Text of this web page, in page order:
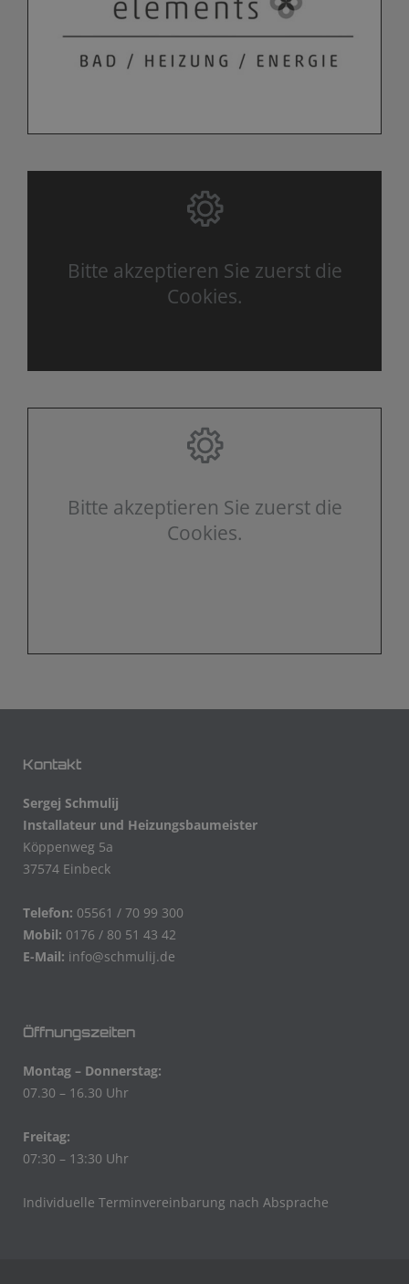
Bitte akzeptieren Sie zuerst die
Cookies.
Bitte akzeptieren Sie zuerst die
Cookies.
Kontakt
Sergej Schmulij
Installateur und Heizungsbaumeister
Köppenweg 5a
37574 Einbeck
Telefon: 05561 / 70 99 300
Mobil: 0176 / 80 51 43 42
E-Mail: info@schmulij.de
Öffnungszeiten
Montag – Donnerstag:
07.30 – 16.30 Uhr
Freitag:
07:30 – 13:30 Uhr
Individuelle Terminvereinbarung nach Absprache